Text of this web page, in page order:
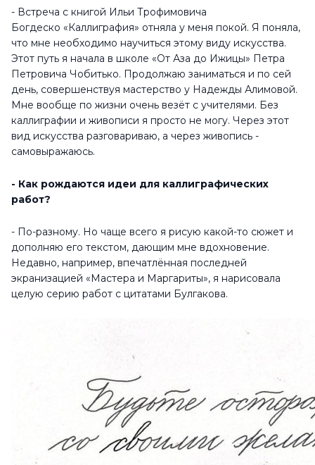
- Встреча с книгой Ильи Трофимовича
Богдеско «Каллиграфия» отняла у меня покой. Я поняла,
что мне необходимо научиться этому виду искусства.
Этот путь я начала в школе «От Аза до Ижицы» Петра
Петровича Чобитько. Продолжаю заниматься и по сей
день, совершенствуя мастерство у Надежды Алимовой.
Мне вообще по жизни очень везёт с учителями. Без
каллиграфии и живописи я просто не могу. Через этот
вид искусства разговариваю, а через живопись -
самовыражаюсь.
- Как рождаются идеи для каллиграфических
работ?
- По-разному. Но чаще всего я рисую какой-то сюжет и
дополняю его текстом, дающим мне вдохновение.
Недавно, например, впечатлённая последней
экранизацией «Мастера и Маргариты», я нарисовала
целую серию работ с цитатами Булгакова.